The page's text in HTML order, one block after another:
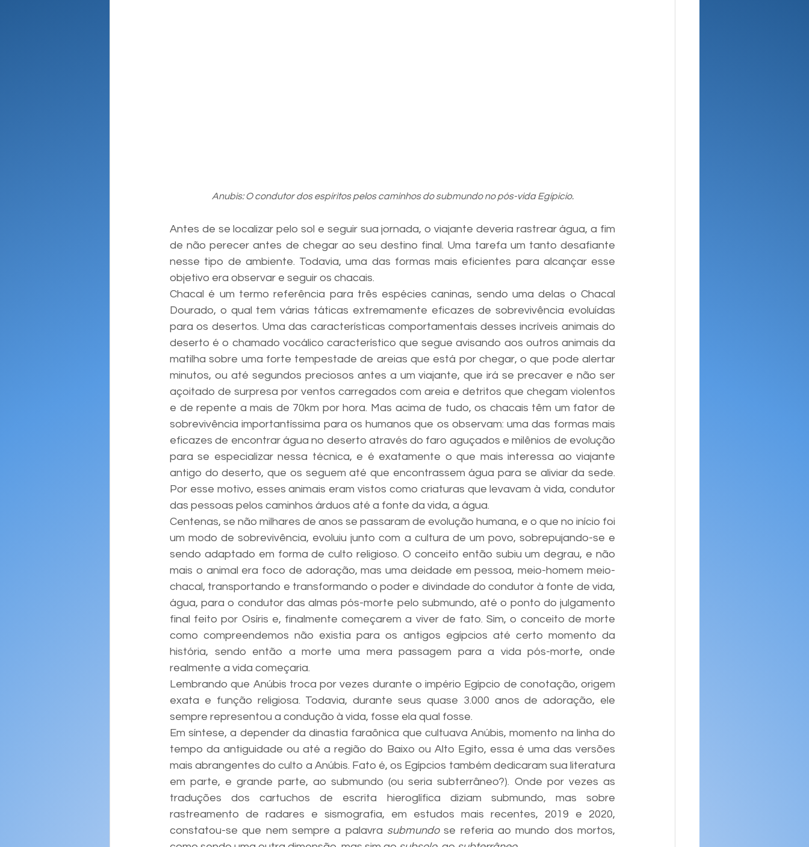
Anubis: O condutor dos espíritos pelos caminhos do submundo no pós-vida Egípicio.
Antes de se localizar pelo sol e seguir sua jornada, o viajante deveria rastrear água, a fim
de não perecer antes de chegar ao seu destino final. Uma tarefa um tanto desafiante
nesse tipo de ambiente. Todavia, uma das formas mais eficientes para alcançar esse
objetivo era observar e seguir os chacais.
Chacal é um termo referência para três espécies caninas, sendo uma delas o Chacal
Dourado, o qual tem várias táticas extremamente eficazes de sobrevivência evoluídas
para os desertos. Uma das características comportamentais desses incríveis animais do
deserto é o chamado vocálico característico que segue avisando aos outros animais da
matilha sobre uma forte tempestade de areias que está por chegar, o que pode alertar
minutos, ou até segundos preciosos antes a um viajante, que irá se precaver e não ser
açoitado de surpresa por ventos carregados com areia e detritos que chegam violentos
e de repente a mais de 70km por hora. Mas acima de tudo, os chacais têm um fator de
sobrevivência importantíssima para os humanos que os observam: uma das formas mais
eficazes de encontrar água no deserto através do faro aguçados e milênios de evolução
para se especializar nessa técnica, e é exatamente o que mais interessa ao viajante
antigo do deserto, que os seguem até que encontrassem água para se aliviar da sede.
Por esse motivo, esses animais eram vistos como criaturas que levavam à vida, condutor
das pessoas pelos caminhos árduos até a fonte da vida, a água.
Centenas, se não milhares de anos se passaram de evolução humana, e o que no início foi
um modo de sobrevivência, evoluiu junto com a cultura de um povo, sobrepujando-se e
sendo adaptado em forma de culto religioso. O conceito então subiu um degrau, e não
mais o animal era foco de adoração, mas uma deidade em pessoa, meio-homem meio-
chacal, transportando e transformando o poder e divindade do condutor à fonte de vida,
água, para o condutor das almas pós-morte pelo submundo, até o ponto do julgamento
final feito por Osíris e, finalmente começarem a viver de fato. Sim, o conceito de morte
como compreendemos não existia para os antigos egípcios até certo momento da
história, sendo então a morte uma mera passagem para a vida pós-morte, onde
realmente a vida começaria.
Lembrando que Anúbis troca por vezes durante o império Egípcio de conotação, origem
exata e função religiosa. Todavia, durante seus quase 3.000 anos de adoração, ele
sempre representou a condução à vida, fosse ela qual fosse.
Em síntese, a depender da dinastia faraônica que cultuava Anúbis, momento na linha do
tempo da antiguidade ou até a região do Baixo ou Alto Egito, essa é uma das versões
mais abrangentes do culto a Anúbis. Fato é, os Egípcios também dedicaram sua literatura
em parte, e grande parte, ao submundo (ou seria subterrâneo?). Onde por vezes as
traduções dos cartuchos de escrita hieroglífica diziam submundo, mas sobre
rastreamento de radares e sismografia, em estudos mais recentes, 2019 e 2020,
constatou-se que nem sempre a palavra submundo se referia ao mundo dos mortos,